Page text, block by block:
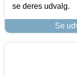
se deres udvalg.
Se